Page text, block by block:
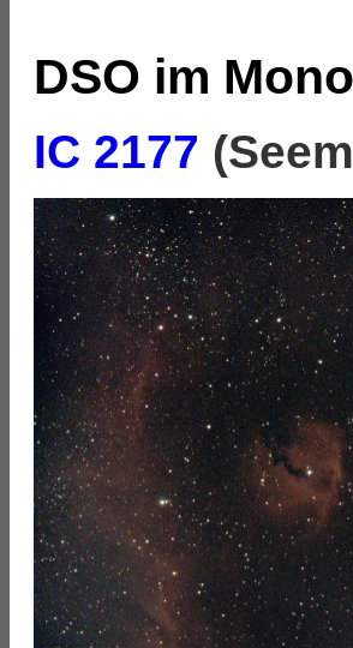
DSO im
IC 2177